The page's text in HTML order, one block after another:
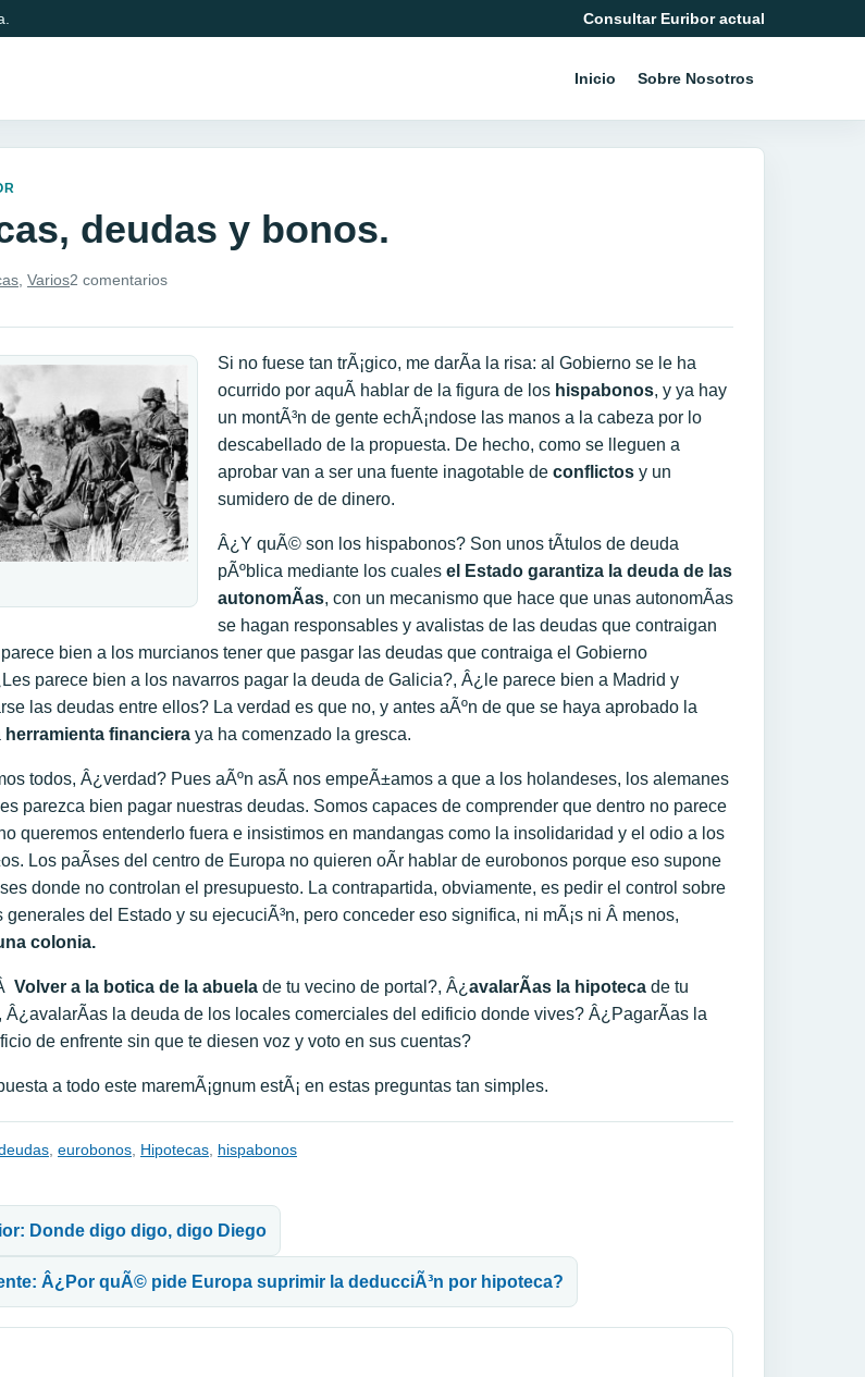
Consultar Euribor actual
Inicio Sobre Nosotros
deudas y bonos.
Varios2 comentarios
Si no fuese tan trÃ¡gico, me darÃ­a la risa: al Gobierno se le ha
ocurrido por aquÃ­ hablar de la figura de los hispabonos, y ya hay
un montÃ³n de gente echÃ¡ndose las manos a la cabeza por lo
descabellado de la propuesta. De hecho, como se lleguen a
aprobar van a ser una fuente inagotable de conflictos y un
sumidero de de dinero.
Â¿Y quÃ© son los hispabonos? Son unos tÃ­tulos de deuda
pÃºblica mediante los cuales el Estado garantiza la deuda de las
autonomÃ­as, con un mecanismo que hace que unas autonomÃ­as
se hagan responsables y avalistas de las deudas que contraigan
bien a los murcianos tener que pasgar las deudas que contraiga el Gobierno
parece bien a los navarros pagar la deuda de Galicia?, Â¿le parece bien a Madrid y
las deudas entre ellos? La verdad es que no, y antes aÃºn de que se haya aprobado la
herramienta financiera ya ha comenzado la gresca.
todos, Â¿verdad? Pues aÃºn asÃ­ nos empeÃ±amos a que a los holandeses, los alemanes
parezca bien pagar nuestras deudas. Somos capaces de comprender que dentro no parece
queremos entenderlo fuera e insistimos en mandangas como la insolidaridad y el odio a los
Los paÃ­ses del centro de Europa no quieren oÃ­r hablar de eurobonos porque eso supone
donde no controlan el presupuesto. La contrapartida, obviamente, es pedir el control sobre
generales del Estado y su ejecuciÃ³n, pero conceder eso significa, ni mÃ¡s ni Â menos,
colonia.
Volver a la botica de la abuela de tu vecino de portal?, Â¿ avalarÃ­as la hipoteca de tu
Â¿avalarÃ­as la deuda de los locales comerciales del edificio donde vives? Â¿PagarÃ­as la
de enfrente sin que te diesen voz y voto en sus cuentas?
a todo este maremÃ¡gnum estÃ¡ en estas preguntas tan simples.
eurobonos Hipotecas hispabonos
Donde digo digo, digo Diego
Â¿Por quÃ© pide Europa suprimir la deducciÃ³n por hipoteca?